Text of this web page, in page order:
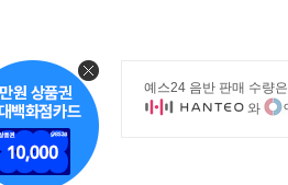
예스24 음반 판매 수량은
와